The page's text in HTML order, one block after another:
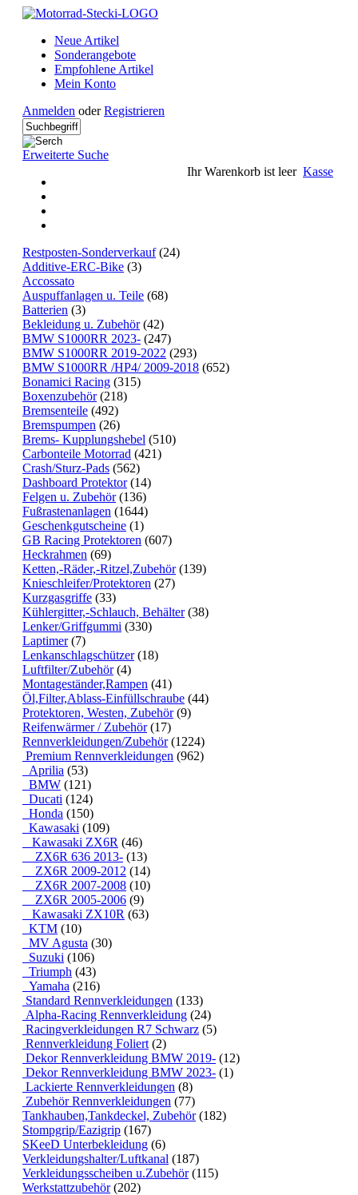
Neue Artikel
Sonderangebote
Empfohlene Artikel
Mein Konto
Anmelden oderRegistrieren
Erweiterte Suche
Ihr Warenkorb ist leer Kasse
Restposten-Sonderverkauf(24)
Additive-ERC-Bike (3)
Accossato
Auspuffanlagen u. Teile (68)
Batterien (3)
Bekleidung u. Zubehör(42)
BMW S1000RR 2023- (247)
BMW S1000RR 2019-2022 (293)
BMW S1000RR /HP4/ 2009-2018 (652)
Bonamici Racing (315)
Boxenzubehör(218)
Bremsenteile (492)
Bremspumpen (26)
Brems- Kupplungshebel (510)
Carbonteile Motorrad (421)
Crash/Sturz-Pads (562)
Dashboard Protektor(14)
Felgen u. Zubehör(136)
Fußrastenanlagen (1644)
Geschenkgutscheine (1)
GB Racing Protektoren (607)
Heckrahmen (69)
Ketten,-Räder,-Ritzel,Zubehör(139)
Knieschleifer/Protektoren (27)
Kurzgasgriffe (33)
Kühlergitter,-Schlauch, Behälter(38)
Lenker/Griffgummi (330)
Laptimer(7)
Lenkanschlagschützer(18)
Luftfilter/Zubehör(4)
Montageständer,Rampen (41)
Öl,Filter,Ablass-Einfüllschraube (44)
Protektoren, Westen, Zubehör(9)
Reifenwärmer / Zubehör(17)
Rennverkleidungen/Zubehör(1224)
Premium Rennverkleidungen (962)
Aprilia (53)
BMW (121)
Ducati (124)
Honda (150)
Kawasaki (109)
Kawasaki ZX6R (46)
ZX6R 636 2013- (13)
ZX6R 2009-2012 (14)
ZX6R 2007-2008 (10)
ZX6R 2005-2006 (9)
Kawasaki ZX10R (63)
KTM (10)
MV Agusta (30)
Suzuki (106)
Triumph (43)
Yamaha (216)
Standard Rennverkleidungen (133)
Alpha-Racing Rennverkleidung (24)
Racingverkleidungen R7 Schwarz (5)
Rennverkleidung Foliert (2)
Dekor Rennverkleidung BMW 2019- (12)
Dekor Rennverkleidung BMW 2023- (1)
Lackierte Rennverkleidungen (8)
Zubehör Rennverkleidungen (77)
Tankhauben,Tankdeckel, Zubehör(182)
Stompgrip/Eazigrip (167)
SKeeD Unterbekleidung (6)
Verkleidungshalter/Luftkanal (187)
Verkleidungsscheiben u.Zubehör(115)
Werkstattzubehör(202)